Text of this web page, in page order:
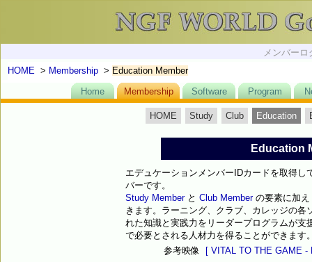
メンバー
HOME > Membership > Education Member
Home
Membership Software Program
HOME Study Club Education
Education
エデュケーションメンバーIDカードを取得
バーです。
Study Memberと Club Memberの要素に加え
きます。ラーニング、クラブ、カレッジの
れた知識と実践力をリーダープログラムが支
で必要とされる人材力を得ることができます
参考映像
[ VITAL TO THE GAME